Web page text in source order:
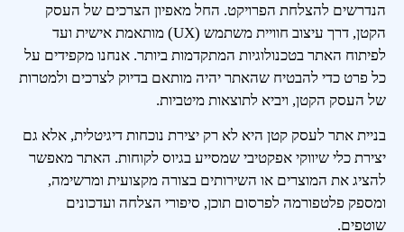
הנדרשים להצלחת הפרויקט. החל מאפיון הצרכים של העסק
הקטן, דרך עיצוב חוויית משתמש (UX) מותאמת אישית ועד
לפיתוח האתר בטכנולוגיות המתקדמות ביותר. אנחנו מקפידים על
כל פרט כדי להבטיח שהאתר יהיה מותאם בדיוק לצרכים ולמטרות
של העסק הקטן, ויביא לתוצאות מיטביות.
בניית אתר לעסק קטן היא לא רק יצירת נוכחות דיגיטלית, אלא גם
יצירת כלי שיווקי אפקטיבי שמסייע בגיוס לקוחות. האתר מאפשר
להציג את המוצרים או השירותים בצורה מקצועית ומרשימה,
ומספק פלטפורמה לפרסום תוכן, סיפורי הצלחה ועדכונים
שוטפים.